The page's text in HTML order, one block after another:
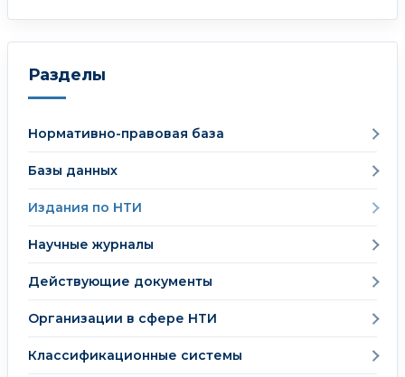
Разделы
Нормативно-правовая база
Базы данных
Издания по НТИ
Научные журналы
Действующие документы
Организации в сфере НТИ
Классификационные системы